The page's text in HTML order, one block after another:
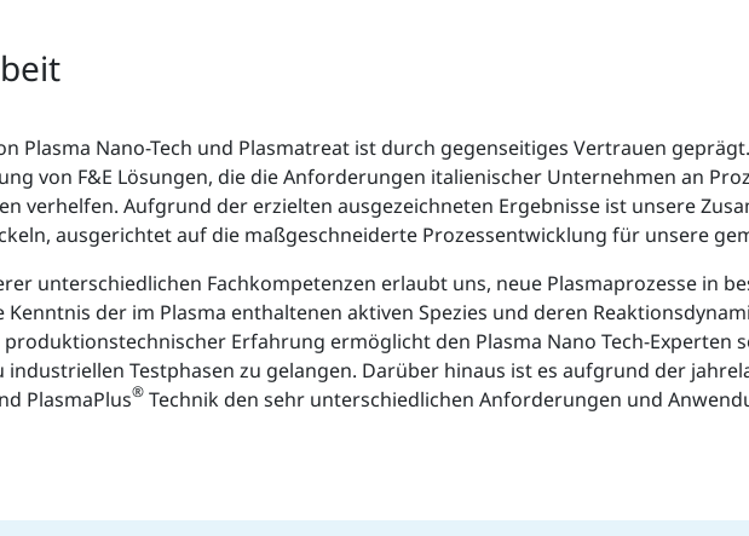
Plasma Nano-Tech und Plasmatreat ist durch gegenseitiges Vertrauen
von F&E Lösungen, die die Anforderungen italienischer Unternehmen an
verhelfen. Aufgrund der erzielten ausgezeichneten Ergebnisse ist unsere
ausgerichtet auf die maßgeschneiderte Prozessentwicklung für unsere
unterschiedlichen Fachkompetenzen erlaubt uns, neue Plasmaprozesse in
Kenntnis der im Plasma enthaltenen aktiven Spezies und deren
Erfahrung ermöglicht den Plasma Nano Tech-Experten
industriellen Testphasen zu gelangen. Darüber hinaus ist es aufgrund der
PlasmaPlus® Technik den sehr unterschiedlichen Anforderungen und